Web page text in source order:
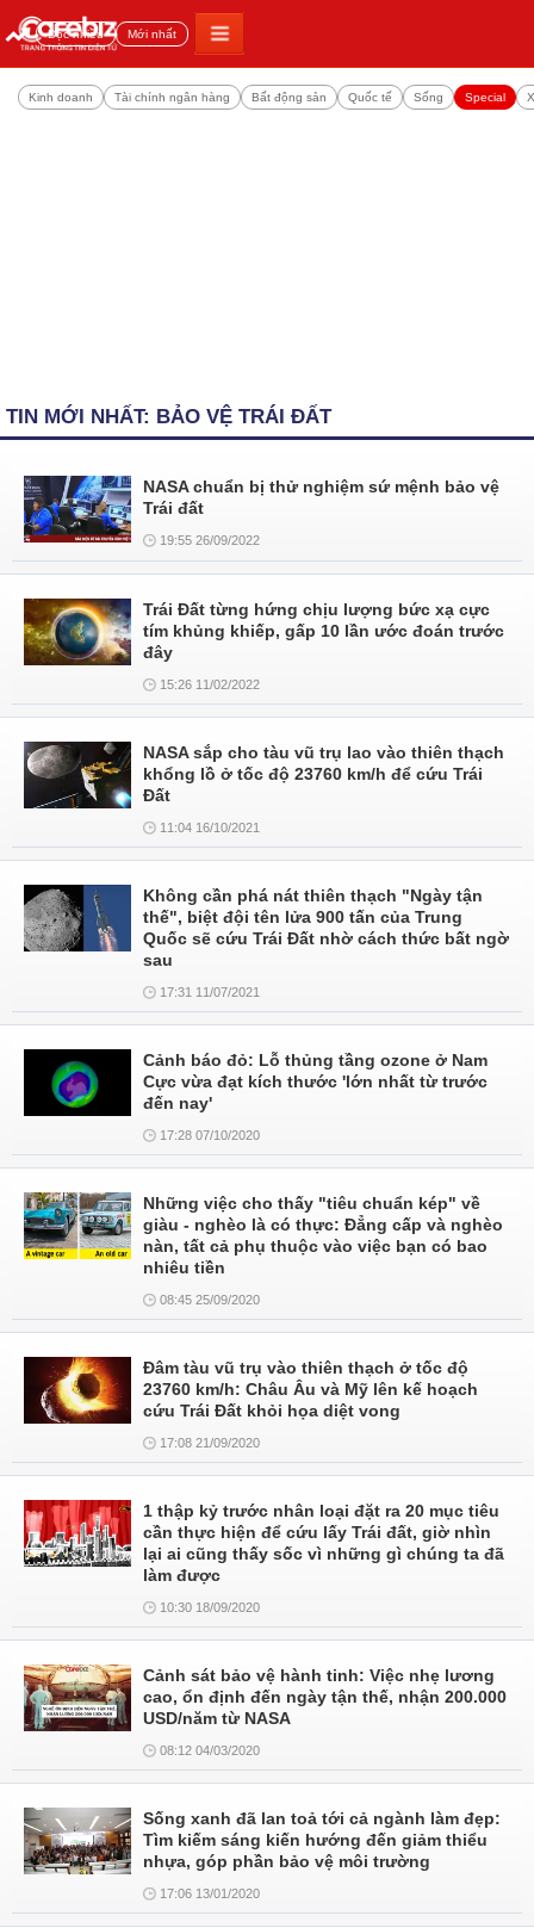
Đọc nhiều Mới nhất
Kinh doanh Tài chính ngân hàng Bất động sản Quốc tế Sống Special
TIN MỚI NHẤT: BẢO VỆ TRÁI ĐẤT
NASA chuẩn bị thử nghiệm sứ mệnh bảo vệ
Trái đất
19:55 26/09/2022
Trái Đất từng hứng chịu lượng bức xạ cực
tím khủng khiếp, gấp 10 lần ước đoán trước
đây
15:26 11/02/2022
NASA sắp cho tàu vũ trụ lao vào thiên thạch
khổng lồ ở tốc độ 23760 km/h để cứu Trái
Đất
11:04 16/10/2021
Không cần phá nát thiên thạch "Ngày tận
thế", biệt đội tên lửa 900 tấn của Trung
Quốc sẽ cứu Trái Đất nhờ cách thức bất ngờ
sau
17:31 11/07/2021
Cảnh báo đỏ: Lỗ thủng tầng ozone ở Nam
Cực vừa đạt kích thước 'lớn nhất từ trước
đến nay'
17:28 07/10/2020
Những việc cho thấy "tiêu chuẩn kép" về
giàu - nghèo là có thực: Đẳng cấp và nghèo
nàn, tất cả phụ thuộc vào việc bạn có bao
nhiêu tiền
08:45 25/09/2020
Đâm tàu vũ trụ vào thiên thạch ở tốc độ
23760 km/h: Châu Âu và Mỹ lên kế hoạch
cứu Trái Đất khỏi họa diệt vong
17:08 21/09/2020
1 thập kỷ trước nhân loại đặt ra 20 mục tiêu
cần thực hiện để cứu lấy Trái đất, giờ nhìn
lại ai cũng thấy sốc vì những gì chúng ta đã
làm được
10:30 18/09/2020
Cảnh sát bảo vệ hành tinh: Việc nhẹ lương
cao, ổn định đến ngày tận thế, nhận 200.000
USD/năm từ NASA
08:12 04/03/2020
Sống xanh đã lan toả tới cả ngành làm đẹp:
Tìm kiếm sáng kiến hướng đến giảm thiểu
nhựa, góp phần bảo vệ môi trường
17:06 13/01/2020